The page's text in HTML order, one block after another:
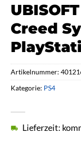
Creed
Lieferzeit:
Artikelnummer:
Kategorie: PS4